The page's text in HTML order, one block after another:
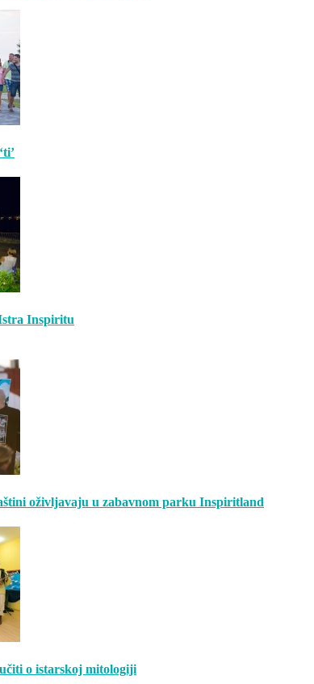
Inspiritu
oživljavaju u zabavnom parku Inspiritland
o istarskoj mitologiji